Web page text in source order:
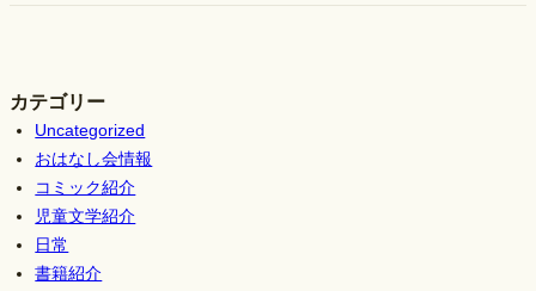
カテゴリー
Uncategorized
おはなし会情報
コミック紹介
児童文学紹介
日常
書籍紹介